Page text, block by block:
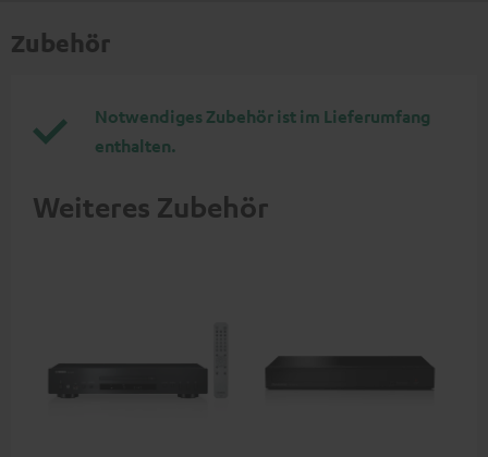
Zubehör
Notwendiges Zubehör ist im Lieferumfang
enthalten.
Weiteres Zubehör